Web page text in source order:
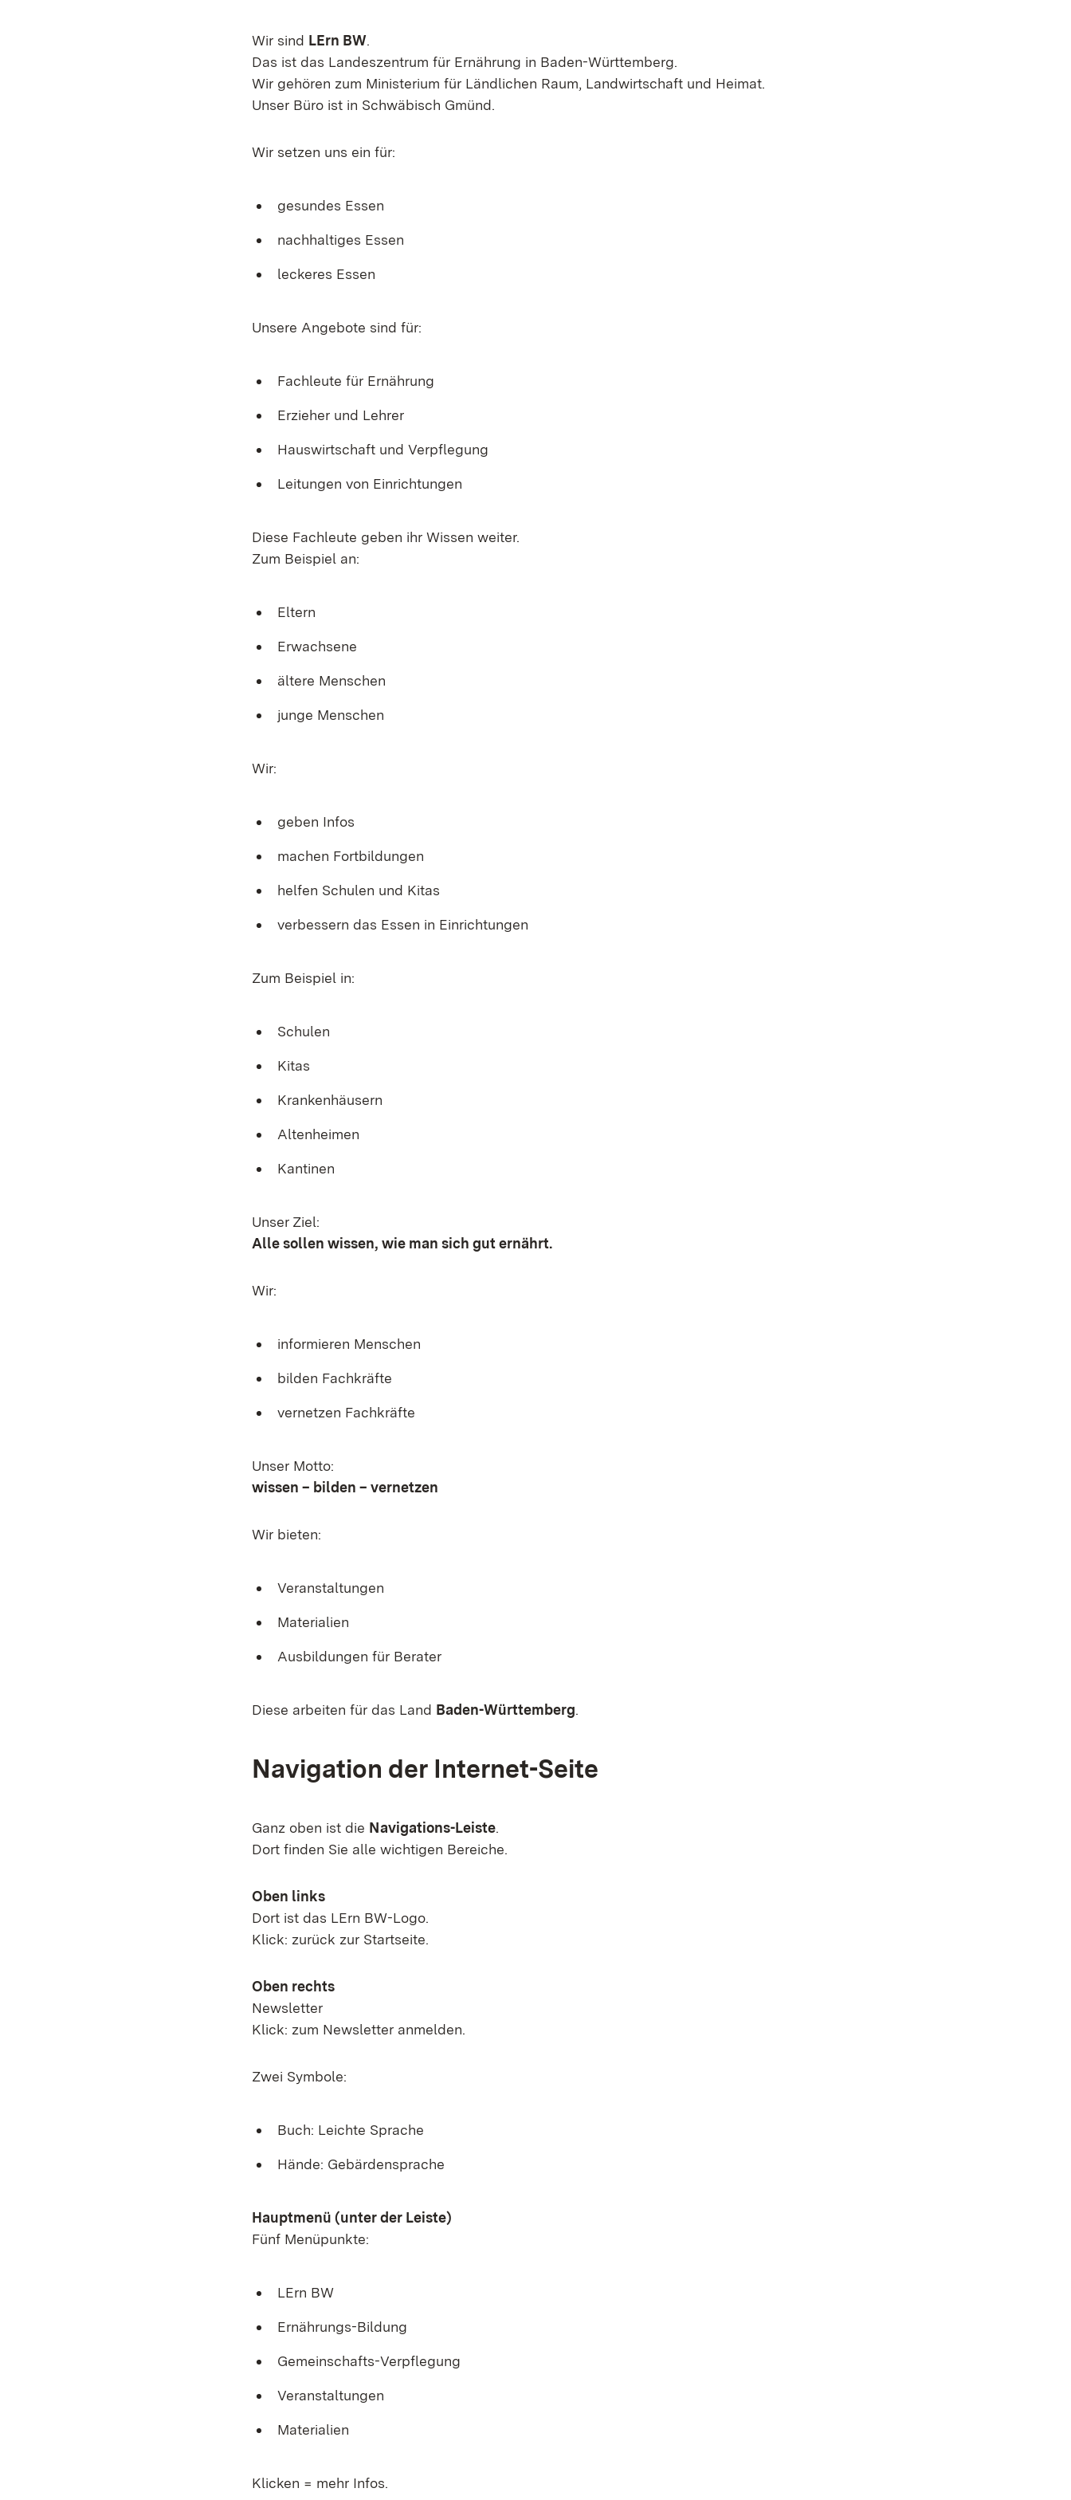
Wir sind LErn BW.
Das ist das Landeszentrum für Ernährung in Baden-Württemberg.
Wir gehören zum Ministerium für Ländlichen Raum, Landwirtschaft und Heimat.
Unser Büro ist in Schwäbisch Gmünd.
Wir setzen uns ein für:
gesundes Essen
nachhaltiges Essen
leckeres Essen
Unsere Angebote sind für:
Fachleute für Ernährung
Erzieher und Lehrer
Hauswirtschaft und Verpflegung
Leitungen von Einrichtungen
Diese Fachleute geben ihr Wissen weiter.
Zum Beispiel an:
Eltern
Erwachsene
ältere Menschen
junge Menschen
Wir:
geben Infos
machen Fortbildungen
helfen Schulen und Kitas
verbessern das Essen in Einrichtungen
Zum Beispiel in:
Schulen
Kitas
Krankenhäusern
Altenheimen
Kantinen
Unser Ziel:
Alle sollen wissen, wie man sich gut ernährt.
Wir:
informieren Menschen
bilden Fachkräfte
vernetzen Fachkräfte
Unser Motto:
wissen – bilden – vernetzen
Wir bieten:
Veranstaltungen
Materialien
Ausbildungen für Berater
Diese arbeiten für das Land Baden-Württemberg.
Navigation der Internet-Seite
Ganz oben ist die Navigations-Leiste.
Dort finden Sie alle wichtigen Bereiche.
Oben links
Dort ist das LErn BW-Logo.
Klick: zurück zur Startseite.
Oben rechts
Newsletter
Klick: zum Newsletter anmelden.
Zwei Symbole:
Buch: Leichte Sprache
Hände: Gebärdensprache
Hauptmenü (unter der Leiste)
Fünf Menüpunkte:
LErn BW
Ernährungs-Bildung
Gemeinschafts-Verpflegung
Veranstaltungen
Materialien
Klicken = mehr Infos.